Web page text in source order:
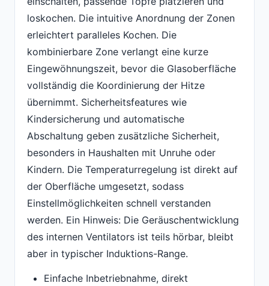
loskochen. Die intuitive Anordnung der Zonen
erleichtert paralleles Kochen. Die
kombinierbare Zone verlangt eine kurze
Eingewöhnungszeit, bevor die Glasoberfläche
vollständig die Koordinierung der Hitze
übernimmt. Sicherheitsfeatures wie
Kindersicherung und automatische
Abschaltung geben zusätzliche Sicherheit,
besonders in Haushalten mit Unruhe oder
Kindern. Die Temperaturregelung ist direkt auf
der Oberfläche umgesetzt, sodass
Einstellmöglichkeiten schnell verstanden
werden. Ein Hinweis: Die Geräuschentwicklung
des internen Ventilators ist teils hörbar, bleibt
aber in typischer Induktions-Range.
Einfache Inbetriebnahme, direkt